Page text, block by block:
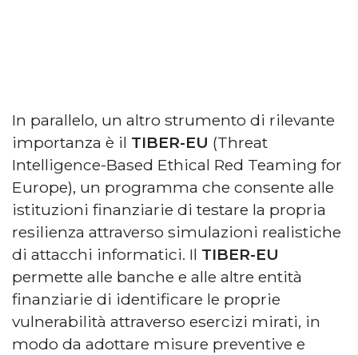
In parallelo, un altro strumento di rilevante
importanza è il TIBER-EU (Threat
Intelligence-Based Ethical Red Teaming for
Europe), un programma che consente alle
istituzioni finanziarie di testare la propria
resilienza attraverso simulazioni realistiche
di attacchi informatici. Il TIBER-EU
permette alle banche e alle altre entità
finanziarie di identificare le proprie
vulnerabilità attraverso esercizi mirati, in
modo da adottare misure preventive e